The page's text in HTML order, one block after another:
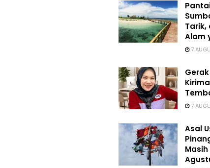
Tarik,
Alam
7
7
Asal
Masih